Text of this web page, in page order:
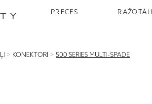
PRECES RAŽOTĀJI
> KONEKTORI > 500 SERIES MULTI-SPADE